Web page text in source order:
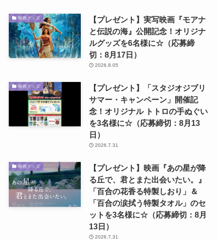
映画グッズ
【プレゼント】実写映画『モアナ
と伝説の海』公開記念！オリジナ
ルグッズを6名様に☆（応募締
切：8月17日）
2026.8.05
映画グッズ
【プレゼント】「スタジオジブリ
サマー・キャンペーン」開催記
念！オリジナル トトロの手ぬぐい
を3名様に☆（応募締切：8月13
日）
2026.7.31
映画グッズ
【プレゼント】映画『あの星が降
る丘で、君とまた出会いたい。』
「百合の花香る特製しおり」＆
「百合の涙拭う特製タオル」のセ
ットを3名様に☆（応募締切：8月
13日）
2026.7.31